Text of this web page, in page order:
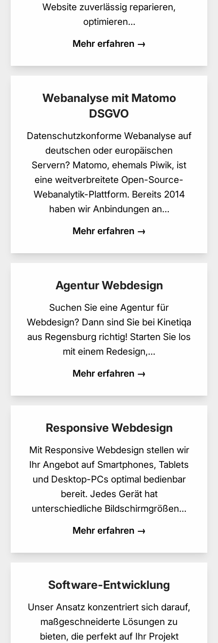
Website zuverlässig reparieren,
optimieren…
Mehr erfahren →
Webanalyse mit Matomo
DSGVO
Datenschutzkonforme Webanalyse auf
deutschen oder europäischen
Servern? Matomo, ehemals Piwik, ist
eine weitverbreitete Open-Source-
Webanalytik-Plattform. Bereits 2014
haben wir Anbindungen an…
Mehr erfahren →
Agentur Webdesign
Suchen Sie eine Agentur für
Webdesign? Dann sind Sie bei Kinetiqa
aus Regensburg richtig! Starten Sie los
mit einem Redesign,…
Mehr erfahren →
Responsive Webdesign
Mit Responsive Webdesign stellen wir
Ihr Angebot auf Smartphones, Tablets
und Desktop-PCs optimal bedienbar
bereit. Jedes Gerät hat
unterschiedliche Bildschirmgrößen…
Mehr erfahren →
Software-Entwicklung
Unser Ansatz konzentriert sich darauf,
maßgeschneiderte Lösungen zu
bieten, die perfekt auf Ihr Projekt